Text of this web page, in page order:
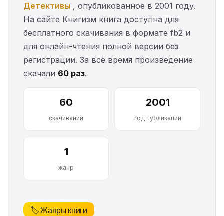
Детективы , опубликованное в 2001 году.
На сайте Книгизм книга доступна для
бесплатного скачивания в формате fb2 и
для онлайн-чтения полной версии без
регистрации. За всё время произведение
скачали 60 раз.
60
скачиваний
2001
год публикации
1
жанр
🏷️ Жанры книги